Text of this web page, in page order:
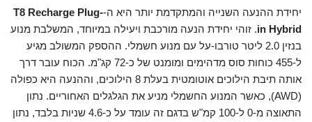
יחידת ההנעה השנייה והמתקדמת יותר היא ה-T8 Recharge Plug-
in Hybrid. זוהי יחידת הנעה מורכבת ויעילה במיוחד, המשלבת מנוע
בנזין 2.0 ליטר טורבו-על עם מנוע חשמלי. ההספק המשולב מגיע
ל-455 כוחות סוס מדהימים ומומנט של כ-72 קג"מ. הכוח עובר דרך
אותה תיבת הילוכים אוטומטית בעלת 8 הילוכים, וההנעה היא כפולה
(AWD), כאשר המנוע החשמלי מניע את הגלגלים האחוריים. נתון
התאוצה מ-0 ל-100 קמ"ש בדגם זה עומד על כ-4.6 שניות בלבד, נתון